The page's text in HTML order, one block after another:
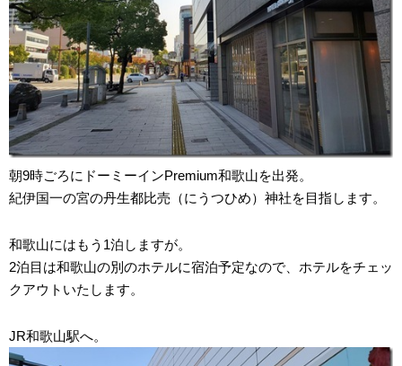
朝9時ごろにドーミーインPremium和歌山を出発。
紀伊国一の宮の丹生都比売（にうつひめ）神社を目指します。
和歌山にはもう1泊しますが。
2泊目は和歌山の別のホテルに宿泊予定なので、ホテルをチェッ
クアウトいたします。
JR和歌山駅へ。